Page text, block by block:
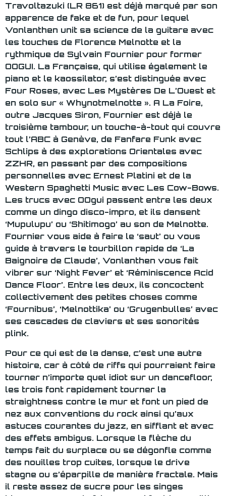
Travoltazuki (LR 861) est déjà marqué par son
apparence de fake et de fun, pour lequel
Vonlanthen unit sa science de la guitare avec
les touches de Florence Melnotte et la
rythmique de Sylvain Fournier pour former
OOGUI. La Française, qui utilise également le
piano et le kaossilator, s’est distinguée avec
Four Roses, avec Les Mystères De L’Ouest et
en solo sur « Whynotmelnotte ». A La Foire,
outre Jacques Siron, Fournier est déjà le
troisième tambour, un touche-à-tout qui couvre
tout l’ABC à Genève, de Fanfare Funk avec
Schlips à des explorations Orientales avec
ZZHR, en passant par des compositions
personnelles avec Ernest Platini et de la
Western Spaghetti Music avec Les Cow-Bows.
Les trucs avec OOgui passent entre les deux
comme un dingo disco-impro, et ils dansent
‘Mupulupu’ ou ‘Shitimogo’ au son de Melnotte.
Fournier vous aide à faire le ‘saut’ ou vous
guide à travers le tourbillon rapide de ‘La
Baignoire de Claude’, Vonlanthen vous fait
vibrer sur ‘Night Fever’ et ‘Réminiscence Acid
Dance Floor’. Entre les deux, ils concoctent
collectivement des petites choses comme
‘Fournibus’, ‘Melnottika’ ou ‘Grugenbulles’ avec
ses cascades de claviers et ses sonorités
plink.
Pour ce qui est de la danse, c’est une autre
histoire, car à côté de riffs qui pourraient faire
tourner n’importe quel idiot sur un dancefloor,
les trois font rapidement tourner la
straightness contre le mur et font un pied de
nez aux conventions du rock ainsi qu’aux
astuces courantes du jazz, en sifflant et avec
des effets ambigus. Lorsque la flèche du
temps fait du surplace ou se dégonfle comme
des nouilles trop cuites, lorsque le drive
stagne ou s’éparpille de manière fractale. Mais
il reste assez de sucre pour les singes